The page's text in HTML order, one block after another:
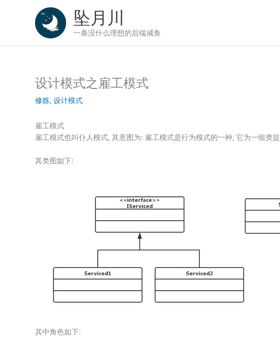
坠月川
一条没什么理想的后端咸鱼
设计模式之雇工模式
修炼, 设计模式
雇工模式
雇工模式也叫仆人模式, 其意图为: 雇工模式是行为模式的一种, 它为一组类
其类图如下:
其中角色如下: